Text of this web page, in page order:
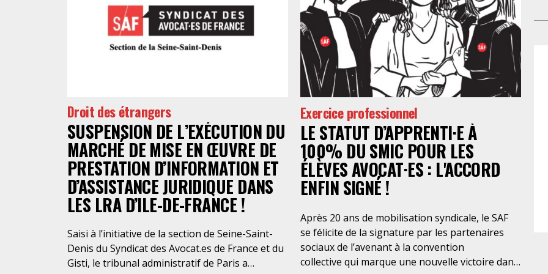
Droit des étrangers
SUSPENSION DE L’EXÉCUTION DU
MARCHÉ DE MISE EN ŒUVRE DE
PRESTATION D’INFORMATION ET
D’ASSISTANCE JURIDIQUE DANS
LES LRA D’ILE-DE-FRANCE !
Saisi à l’initiative de la section de Seine-Saint-
Denis du Syndicat des Avocat.es de France et du
Gisti, le tribunal administratif de Paris a
Exercice professionnel
LE STATUT D’APPRENTI·E À
100% DU SMIC POUR LES
ÉLÈVES AVOCAT·ES : L'ACCORD
ENFIN SIGNÉ !
Après 20 ans de mobilisation syndicale, le SAF
se félicite de la signature par les partenaires
sociaux de l’avenant à la convention
collective qui marque une nouvelle victoire dans
ni